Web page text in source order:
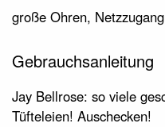
große Ohren, Netzzugang
Gebrauchsanleitung
Jay Bellrose: so viele
Tüfteleien! Auschecken!